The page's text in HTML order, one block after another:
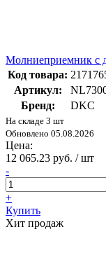
Молниеприемник с
Код товара:
Артикул:
Бренд:
DKC
На складе 3 шт
Обновлено 05.08.2026
Цена:
12 065.23 руб. / шт
-
+
Купить
Хит продаж